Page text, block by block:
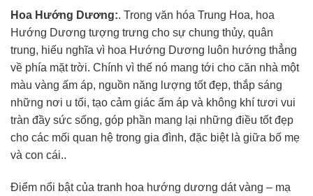
Hoa Hướng Dương:. Trong văn hóa Trung Hoa, hoa
Hướng Dương tượng trưng cho sự chung thủy, quân
trung, hiếu nghĩa vì hoa Hướng Dương luôn hướng thẳng
về phía mặt trời. Chính vì thế nó mang tới cho căn nhà một
màu vàng ấm áp, nguồn năng lượng tốt đẹp, thắp sáng
những nơi u tối, tạo cảm giác ấm áp và không khí tươi vui
tràn đầy sức sống, góp phần mang lại những điều tốt đẹp
cho các mối quan hệ trong gia đình, đặc biệt là giữa bố mẹ
và con cái..
Điểm nổi bật của tranh hoa hướng dương dát vàng – mạ